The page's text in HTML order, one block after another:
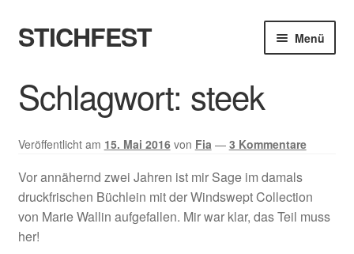
Zur
Navigation
Zum
Inhalt
STICHFEST Menü
About me
Schlagwort: steek
Veröffentlicht am 15. Mai 2016 von Fia — 3 Kommentare
Vor annähernd zwei Jahren ist mir Sage im damals
druckfrischen Büchlein mit der Windswept Collection
von Marie Wallin aufgefallen. Mir war klar, das Teil muss
her!